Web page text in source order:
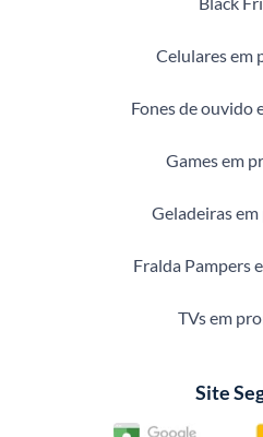
Celulares em
Fones de ouvido
Games em
Geladeiras
Fralda Pampers
TVs em
Site